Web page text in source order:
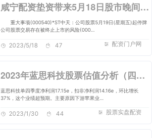
咸宁配资垫资带来5月18日股市晚间最新消息
重大事项(000540)*ST中天：公司股票5月19日(星期五)起停牌
公司股票交易存在被终止上市的风险(000…
配资门户网
2023/5/18 47
2023年蓝思科技股票估值分析（四季度利润已发布）
蓝思科技单四季度净利润17.15e，扣非净利润14.16e，环比增长
37%，这个业绩超预期。主要原因下游苹果业…
股票实盘配资
2023/1/30 44